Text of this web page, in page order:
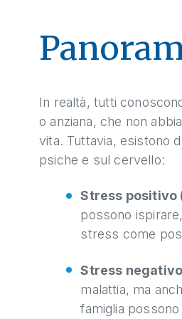
In realtà, tutti
o anziana, che non
vita. Tuttavia, esistono
psiche e sul cervello:
Stress positivo
possono
stress come
Stress
malattia, ma
famiglia